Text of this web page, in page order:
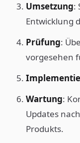
Umsetzung:
Entwicklung
Prüfung:
vorgesehen
Wartung:
Updates
Produkts.